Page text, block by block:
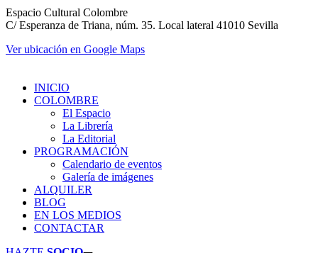
Espacio Cultural Colombre
C/ Esperanza de Triana, núm. 35. Local lateral 41010 Sevilla
Ver ubicación en Google Maps
INICIO
COLOMBRE
El Espacio
La Librería
La Editorial
PROGRAMACIÓN
Calendario de eventos
Galería de imágenes
ALQUILER
BLOG
EN LOS MEDIOS
CONTACTAR